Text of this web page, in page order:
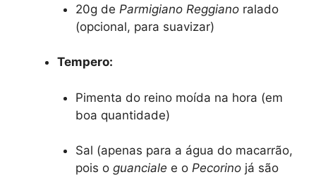
20g de Parmigiano Reggianoralado
(opcional, para suavizar)
Tempero:
Pimenta do reino moída na hora (em
boa quantidade)
Sal (apenas para a água do macarrão,
pois o guanciale e o Pecorinojá são